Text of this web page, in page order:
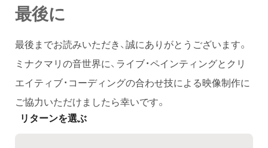
最後に
最後までお読みいただき、誠にありがとうございます。
ミナクマリの音世界に、ライブ・ペインティングとクリ
エイティブ・コーディングの合わせ技による映像制作に
ご協力いただけましたら幸いです。
リターンを選ぶ